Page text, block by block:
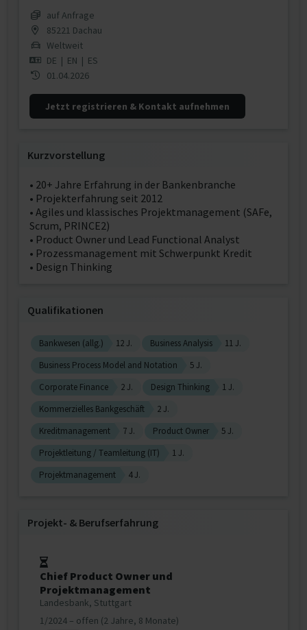
auf Anfrage
85221 Dachau
Weltweit
DE | EN | ES
01.04.2026
Jetzt registrieren & Kontakt aufnehmen
Kurzvorstellung
• 20+ Jahre Erfahrung in der Bankenbranche
• Projekterfahrung seit 2012
• Agiles und klassisches Projektmanagement (SAFe,
Scrum, PRINCE2)
• Product Owner und Lead Functional Analyst
• Prozessmanagement mit Schwerpunkt Kredit
• Design Thinking
Qualifikationen
Bankwesen (allg.) 12 J. Business Analysis
11 J.
Business Process Model and Notation
5 J.
Corporate Finance
2 J. Design Thinking
1 J.
Kommerzielles Bankgeschäft
2 J.
Kreditmanagement
7 J. Product Owner
5 J.
Projektleitung / Teamleitung (IT)
1 J.
Projektmanagement
4 J.
Projekt‐ & Berufserfahrung
Chief Product Owner und
Projektmanagement
Landesbank, Stuttgart
1/2024 – offen (2 Jahre, 8 Monate)